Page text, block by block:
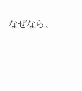
なぜなら、